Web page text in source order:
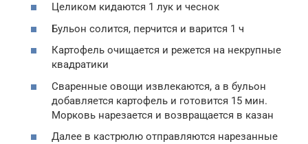
Целиком кидаются 1 лук и чеснок
Бульон солится, перчится и варится 1 ч
Картофель очищается и режется на некрупные
квадратики
Сваренные овощи извлекаются, а в бульон
добавляется картофель и готовится 15 мин.
Морковь нарезается и возвращается в казан
Далее в кастрюлю отправляются нарезанные